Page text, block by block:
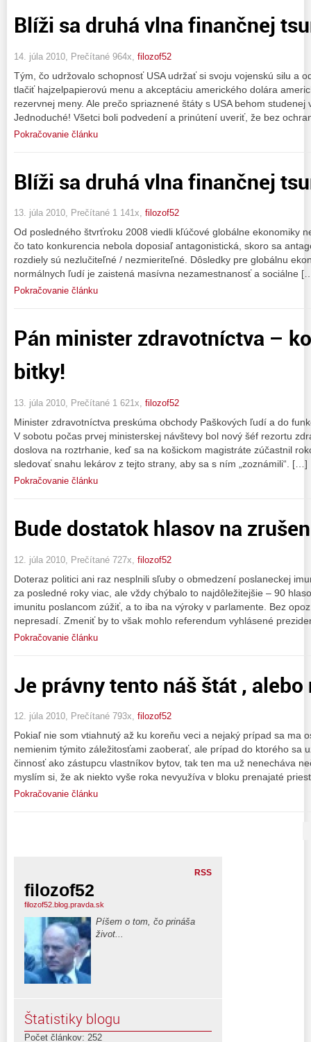
Blíži sa druhá vlna finančnej
14. júla 2010, Prečítané 964x, filozof52
Tým, čo udržovalo schopnosť USA udržať si svoju vojenskú silu a
tlačiť hajzelpapierovú menu a akceptáciu amerického dolára
rezervnej meny. Ale prečo spriaznené štáty s USA behom
Jednoduché! Všetci boli podvedení a prinútení uveriť, že bez
Pokračovanie článku
Blíži sa druhá vlna finančnej
13. júla 2010, Prečítané 1 141x, filozof52
Od posledného štvrťroku 2008 viedli kľúčové globálne ekonomiky
čo tato konkurencia nebola doposiaľ antagonistická, skoro sa
rozdiely sú nezlučiteľné / nezmieriteľné. Dôsledky pre globálnu
normálnych ľudí je zaistená masívna nezamestnanosť a sociálne
Pokračovanie článku
Pán minister zdravotníctva –
bitky!
13. júla 2010, Prečítané 1 621x, filozof52
Minister zdravotníctva preskúma obchody Paškových ľudí a do
V sobotu počas prvej ministerskej návštevy bol nový šéf rezortu
doslova na roztrhanie, keď sa na košickom magistráte zúčastnil
sledovať snahu lekárov z tejto strany, aby sa s ním „zoznámili“. […]
Pokračovanie článku
Bude dostatok hlasov na
12. júla 2010, Prečítané 727x, filozof52
Doteraz politici ani raz nesplnili sľuby o obmedzení poslaneckej
za posledné roky viac, ale vždy chýbalo to najdôležitejšie – 90
imunitu poslancom zúžiť, a to iba na výroky v parlamente. Bez
nepresadí. Zmeniť by to však mohlo referendum vyhlásené
Pokračovanie článku
Je právny tento náš štát , alebo
12. júla 2010, Prečítané 793x, filozof52
Pokiaľ nie som vtiahnutý až ku koreňu veci a nejaký prípad sa ma
nemienim týmito záležitosťami zaoberať, ale prípad do ktorého sa
činnosť ako zástupcu vlastníkov bytov, tak ten ma už nenecháva
myslím si, že ak niekto vyše roka nevyužíva v bloku prenajaté
Pokračovanie článku
RSS
filozof52
filozof52.blog.pravda.sk
Píšem o tom, čo prináša
život...
Štatistiky blogu
Počet článkov: 252